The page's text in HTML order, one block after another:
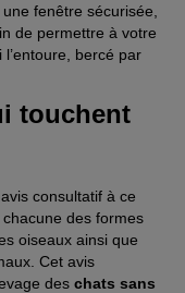
fenêtre sécurisée,
de permettre à votre
bercé par
touchent
consultatif à ce
des formes
oiseaux ainsi que
Cet avis
des chats sans